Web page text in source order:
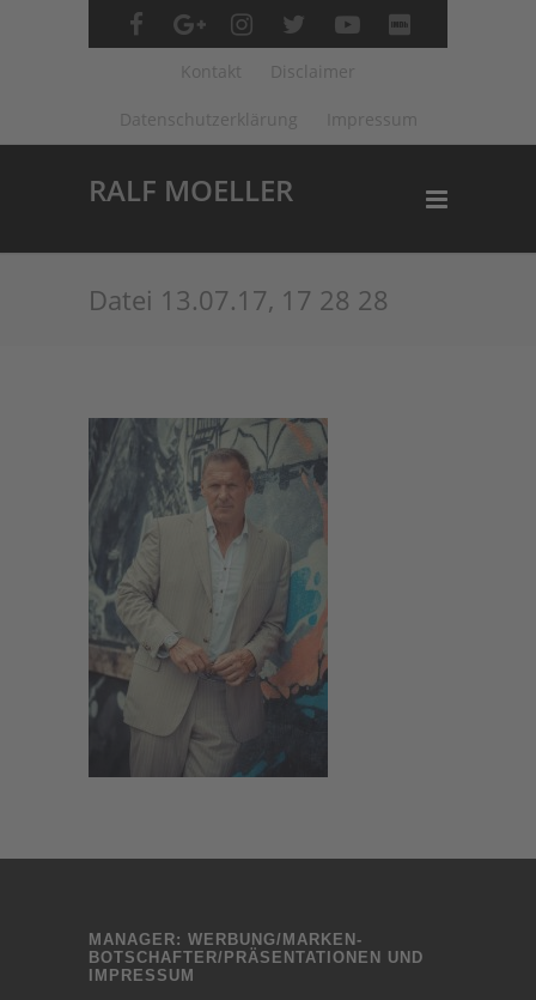
Kontakt Disclaimer
Datenschutzerklärung Impressum
RALF MOELLER
Datei 13.07.17, 17 28 28
MANAGER: WERBUNG/MARKEN-
BOTSCHAFTER/PRÄSENTATIONEN UND
IMPRESSUM